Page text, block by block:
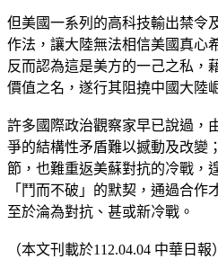
但美國一系列的高科技輸出禁令
作法，讓大陸無法相信美國真心
反而認為這是美方的一己之私，
價值之名，遂行其阻撓中國大陸
許多國際政治觀察家早已說過，
爭的結構性矛盾難以撼動及改變
節，也難重返美蘇對抗的冷戰，
「鬥而不破」的默契，通過合
至於淪為對抗、甚或新冷戰。
（本文刊載於112.04.04 中華日報）